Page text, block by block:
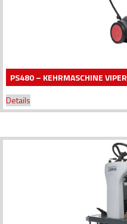
PS480 – KEHRMASCHINE VIPER
Details